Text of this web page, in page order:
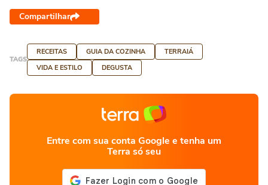
Compartilhar
TAGS
RECEITAS GUIA DA COZINHA
TERRAIÁ
VIDA E ESTILO
DEGUSTA
Entre com sua conta Google e tenha um
Terra só seu